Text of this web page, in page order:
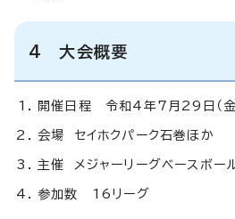
4 大会概要
開催日程 令和4年7月29日（金
会場 セイホクパーク石巻ほか
主催 メジャーリーグベースボー
参加数 16リーグ